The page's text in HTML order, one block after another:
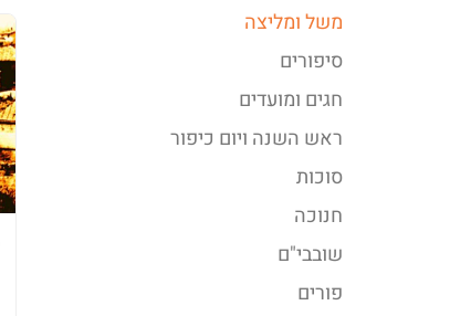
משל ומליצה
סיפורים
חגים ומועדים
ראש השנה ויום כיפור
סוכות
חנוכה
שובבי"ם
פורים